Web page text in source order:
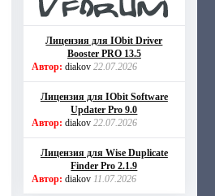
Лицензия для IObit Driver
Booster PRO 13.5
Автор: diakov 22.07.2026
Лицензия для IObit Software
Updater Pro 9.0
Автор: diakov 22.07.2026
Лицензия для Wise Duplicate
Finder Pro 2.1.9
Автор: diakov 11.07.2026